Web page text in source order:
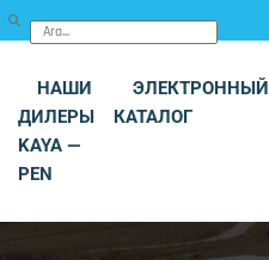
НАШИ
ДИЛЕРЫ
KAYA —
PEN
ЭЛЕКТРОННЫЙ
КАТАЛОГ